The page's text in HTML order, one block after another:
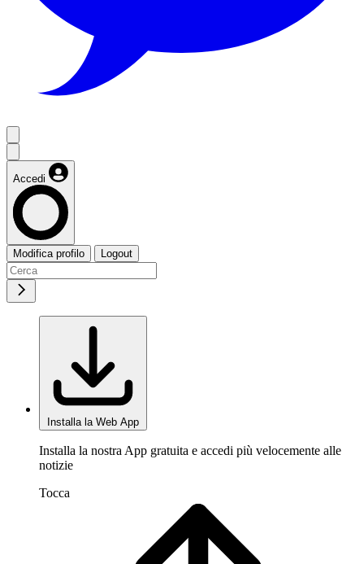
Accedi
Modifica profilo Logout
Installa la Web App
Installa la nostra App gratuita e accedi più velocemente alle
notizie
Tocca